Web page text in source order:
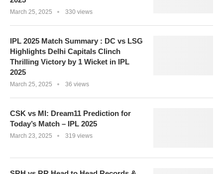
March 25, 2025 330 views
IPL 2025 Match Summary : DC vs LSG
Highlights Delhi Capitals Clinch
Thrilling Victory by 1 Wicket in IPL
2025
March 25, 2025 36 views
CSK vs MI: Dream11 Prediction for
Today’s Match – IPL 2025
March 23, 2025 319 views